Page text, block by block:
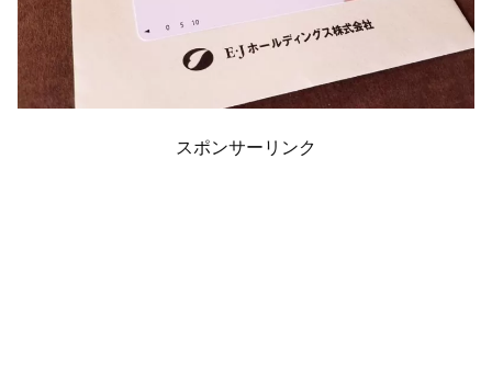
スポンサーリンク